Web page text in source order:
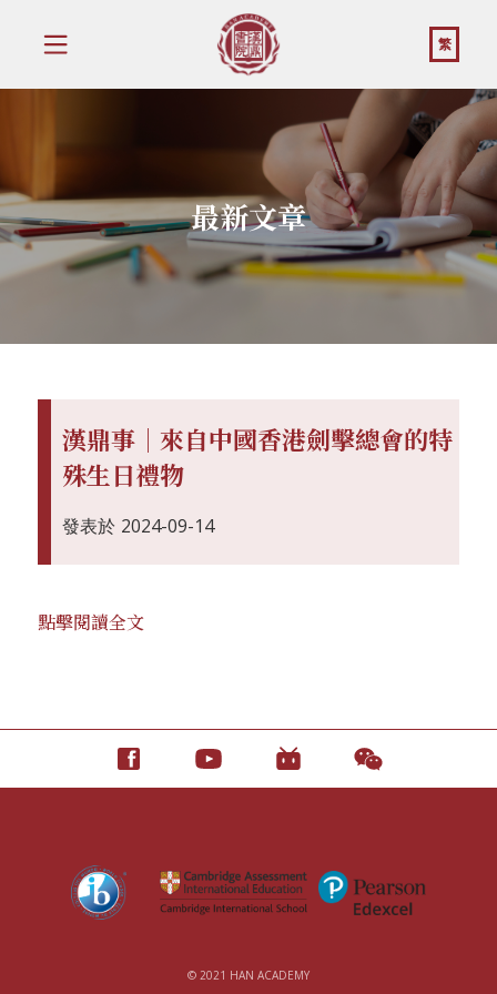
繁
最新文章
漢鼎事｜來自中國香港劍擊總會的特
殊生日禮物
發表於 2024-09-14
點擊閱讀全文
© 2021 HAN ACADEMY